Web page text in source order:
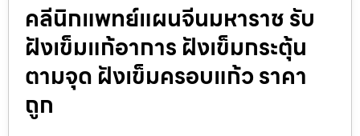
คลีนิกแพทย์แผนจีนมหาราช รับ
ฝังเข็มแก้อาการ ฝังเข็มกระตุ้น
ตามจุด ฝังเข็มครอบแก้ว ราคา
ถูก